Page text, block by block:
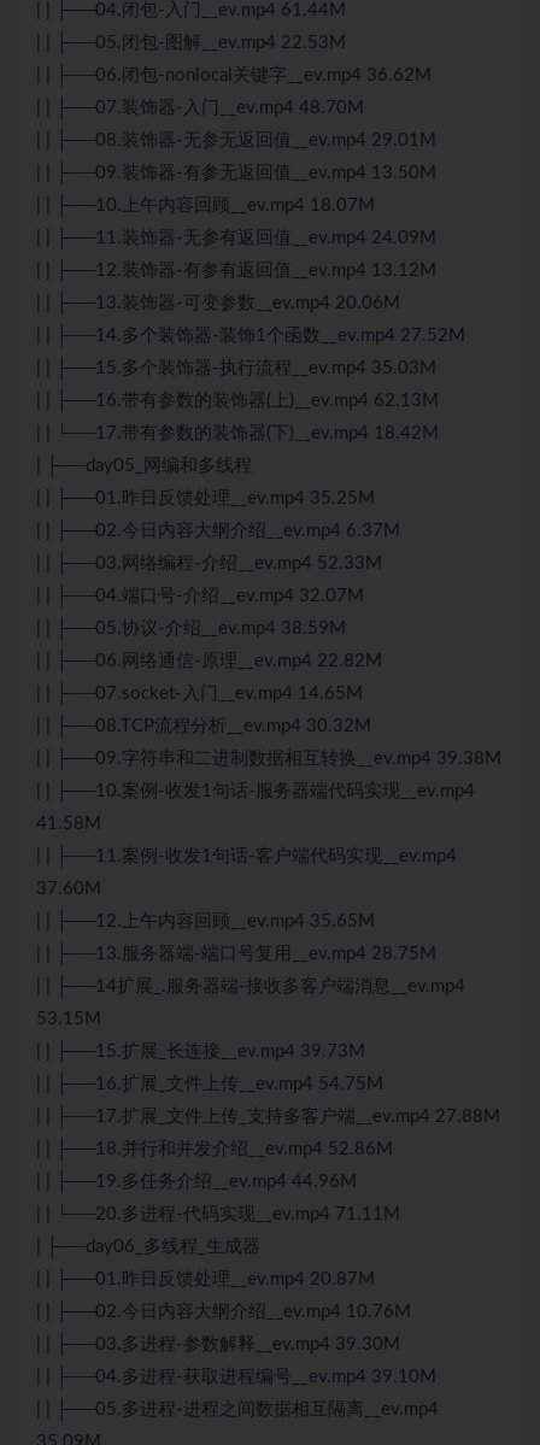
| | ├──04.闭包-入门__ev.mp4 61.44M
| | ├──05.闭包-图解__ev.mp4 22.53M
| | ├──06.闭包-nonlocal关键字__ev.mp4 36.62M
| | ├──07.装饰器-入门__ev.mp4 48.70M
| | ├──08.装饰器-无参无返回值__ev.mp4 29.01M
| | ├──09.装饰器-有参无返回值__ev.mp4 13.50M
| | ├──10.上午内容回顾__ev.mp4 18.07M
| | ├──11.装饰器-无参有返回值__ev.mp4 24.09M
| | ├──12.装饰器-有参有返回值__ev.mp4 13.12M
| | ├──13.装饰器-可变参数__ev.mp4 20.06M
| | ├──14.多个装饰器-装饰1个函数__ev.mp4 27.52M
| | ├──15.多个装饰器-执行流程__ev.mp4 35.03M
| | ├──16.带有参数的装饰器(上)__ev.mp4 62.13M
| | └──17.带有参数的装饰器(下)__ev.mp4 18.42M
| ├──day05_网编和多线程
| | ├──01.昨日反馈处理__ev.mp4 35.25M
| | ├──02.今日内容大纲介绍__ev.mp4 6.37M
| | ├──03.网络编程-介绍__ev.mp4 52.33M
| | ├──04.端口号-介绍__ev.mp4 32.07M
| | ├──05.协议-介绍__ev.mp4 38.59M
| | ├──06.网络通信-原理__ev.mp4 22.82M
| | ├──07.socket-入门__ev.mp4 14.65M
| | ├──08.TCP流程分析__ev.mp4 30.32M
| | ├──09.字符串和二进制数据相互转换__ev.mp4 39.38M
| | ├──10.案例-收发1句话-服务器端代码实现__ev.mp4
41.58M
| | ├──11.案例-收发1句话-客户端代码实现__ev.mp4
37.60M
| | ├──12.上午内容回顾__ev.mp4 35.65M
| | ├──13.服务器端-端口号复用__ev.mp4 28.75M
| | ├──14扩展_.服务器端-接收多客户端消息__ev.mp4
53.15M
| | ├──15.扩展_长连接__ev.mp4 39.73M
| | ├──16.扩展_文件上传__ev.mp4 54.75M
| | ├──17.扩展_文件上传_支持多客户端__ev.mp4 27.88M
| | ├──18.并行和并发介绍__ev.mp4 52.86M
| | ├──19.多任务介绍__ev.mp4 44.96M
| | └──20.多进程-代码实现__ev.mp4 71.11M
| ├──day06_多线程_生成器
| | ├──01.昨日反馈处理__ev.mp4 20.87M
| | ├──02.今日内容大纲介绍__ev.mp4 10.76M
| | ├──03.多进程-参数解释__ev.mp4 39.30M
| | ├──04.多进程-获取进程编号__ev.mp4 39.10M
| | ├──05.多进程-进程之间数据相互隔离__ev.mp4